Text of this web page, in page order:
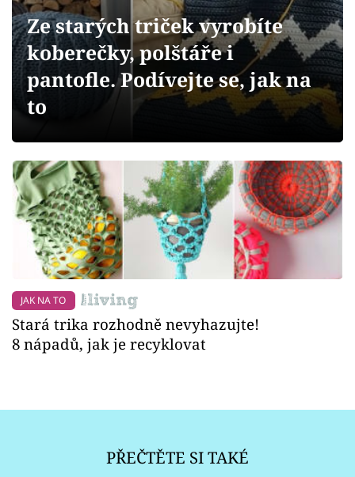
Přihlášení
Sledujte nás
Ze starých triček vyrobíte
koberečky, polštáře i
pantofle. Podívejte se, jak na
to
JAK NA TO
Stará trika rozhodně nevyhazujte!
8 nápadů, jak je recyklovat
PŘEČTĚTE SI TAKÉ